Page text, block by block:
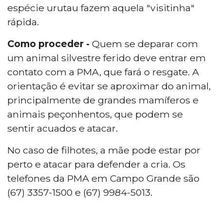
espécie urutau fazem aquela "visitinha"
rápida.
Como proceder - Quem se deparar com
um animal silvestre ferido deve entrar em
contato com a PMA, que fará o resgate. A
orientação é evitar se aproximar do animal,
principalmente de grandes mamíferos e
animais peçonhentos, que podem se
sentir acuados e atacar.
No caso de filhotes, a mãe pode estar por
perto e atacar para defender a cria. Os
telefones da PMA em Campo Grande são
(67) 3357-1500 e (67) 9984-5013.